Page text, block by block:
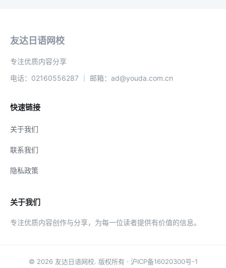
友达日语网校
专注优质内容分享
电话：02160556287 ｜ 邮箱：ad@youda.com.cn
快速链接
关于我们
联系我们
隐私政策
关于我们
专注优质内容创作与分享，为每一位读者提供有价值的信息。
© 2026 友达日语网校. 版权所有 · 沪ICP备16020300号-1